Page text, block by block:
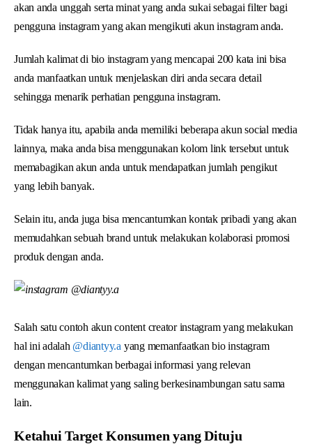
akan anda unggah serta minat yang anda sukai sebagai filter bagi
pengguna instagram yang akan mengikuti akun instagram anda.
Jumlah kalimat di bio instagram yang mencapai 200 kata ini bisa
anda manfaatkan untuk menjelaskan diri anda secara detail
sehingga menarik perhatian pengguna instagram.
Tidak hanya itu, apabila anda memiliki beberapa akun social media
lainnya, maka anda bisa menggunakan kolom link tersebut untuk
memabagikan akun anda untuk mendapatkan jumlah pengikut
yang lebih banyak.
Selain itu, anda juga bisa mencantumkan kontak pribadi yang akan
memudahkan sebuah brand untuk melakukan kolaborasi promosi
produk dengan anda.
Salah satu contoh akun content creator instagram yang melakukan
hal ini adalah @diantyy.a yang memanfaatkan bio instagram
dengan mencantumkan berbagai informasi yang relevan
menggunakan kalimat yang saling berkesinambungan satu sama
lain.
Ketahui Target Konsumen yang Dituju